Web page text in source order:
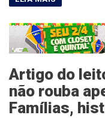
Artigo do
não rouba
Famílias,